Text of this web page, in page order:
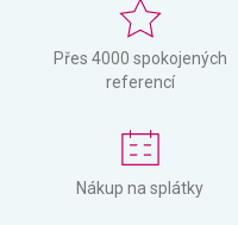
Přes 4000 spokojených
referencí
Nákup na splátky